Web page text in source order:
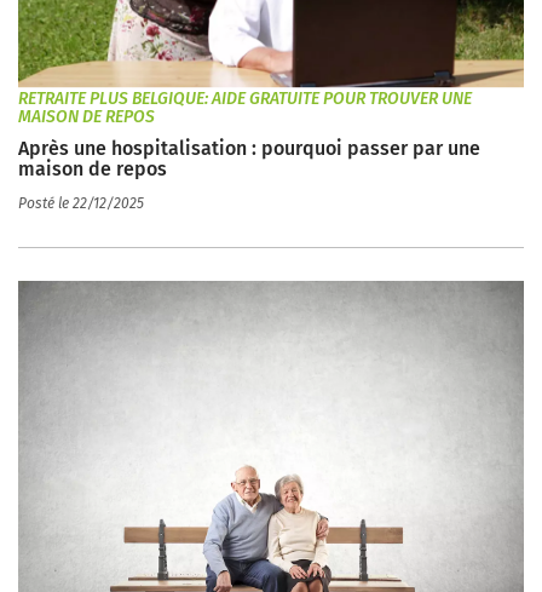
RETRAITE PLUS BELGIQUE: AIDE GRATUITE POUR TROUVER UNE
MAISON DE REPOS
Après une hospitalisation : pourquoi passer par une
maison de repos
Posté le 22/12/2025